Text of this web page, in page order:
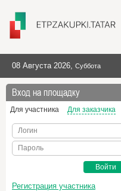
08 Августа 2026, Суббота
Вход на площадку
Для участника Для заказчика
Логин
Пароль
Войти
Регистрация участника